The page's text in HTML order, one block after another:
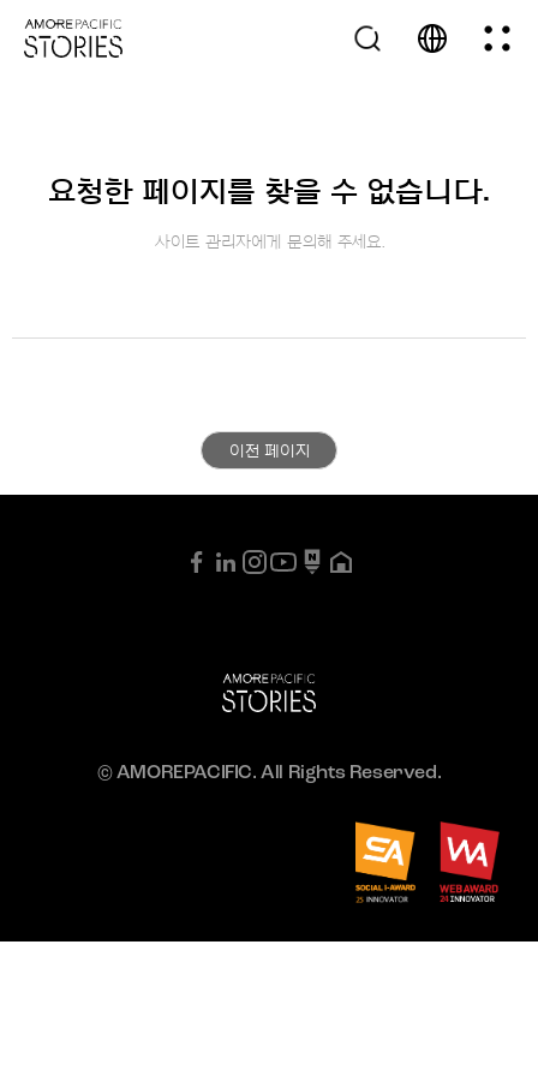
요청한 페이지를 찾을 수 없습니다.
사이트 관리자에게 문의해 주세요.
이전 페이지
© AMOREPACIFIC. All Rights Reserved.